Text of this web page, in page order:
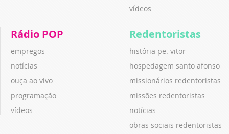
vídeos
Rádio POP
empregos
notícias
ouça ao vivo
programação
vídeos
Redentoristas
história pe. vitor
hospedagem santo afonso
missionários redentoristas
missões redentoristas
notícias
obras sociais redentoristas